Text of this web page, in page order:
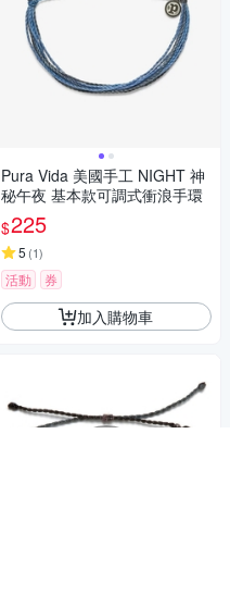
Pura Vida 美國手工 NIGHT 神
秘午夜 基本款可調式衝浪手環
$225
5 (1)
活動 券
加入購物車